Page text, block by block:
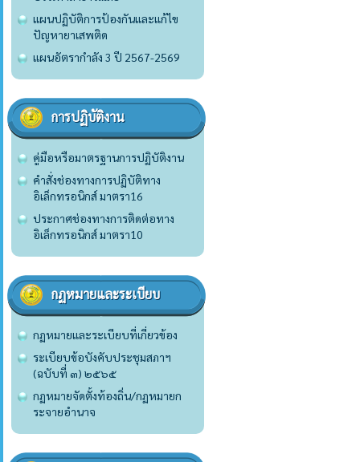
แผนปฏิบัติการป้องกันและแก้ไข
ปัญหายาเสพติด
แผนอัตรากำลัง 3 ปี 2567-2569
การปฏิบัติงาน
คู่มือหรือมาตรฐานการปฏิบัติงาน
คำสั่งช่องทางการปฏิบัติทาง
อิเล็กทรอนิกส์ มาตรา16
ประกาศช่องทางการติดต่อทาง
อิเล็กทรอนิกส์ มาตรา10
กฏหมายและระเบียบ
กฏหมายและระเบียบที่เกี่ยวข้อง
ระเบียบข้อบังคับประชุมสภาฯ
(ฉบับที่ ๓) ๒๕๖๕
กฏหมายจัดตั้งท้องถิ่น/กฏหมายก
ระจายอำนาจ